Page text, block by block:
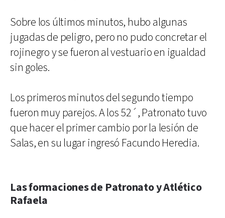
Sobre los últimos minutos, hubo algunas
jugadas de peligro, pero no pudo concretar el
rojinegro y se fueron al vestuario en igualdad
sin goles.
Los primeros minutos del segundo tiempo
fueron muy parejos. A los 52´, Patronato tuvo
que hacer el primer cambio por la lesión de
Salas, en su lugar ingresó Facundo Heredia.
Las formaciones de Patronato y Atlético
Rafaela